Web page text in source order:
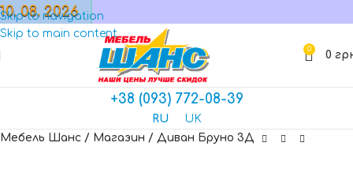
Skip to navigation
Skip to main content
МАГАЗИН
0 0
+38 (093) 772-08-39
RU
UK
Мебель Шанс / Магазин / Диван Бруно 3Д
10. 08. 2026